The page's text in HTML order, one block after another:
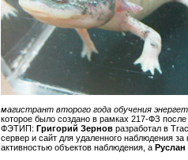
магистрант второго года обучения
которое было создано в рамках 217-ФЗ
ФЭТИП: Григорий Зернов разработал в
сервер и сайт для удаленного наблюдения
активностью объектов наблюдения, а